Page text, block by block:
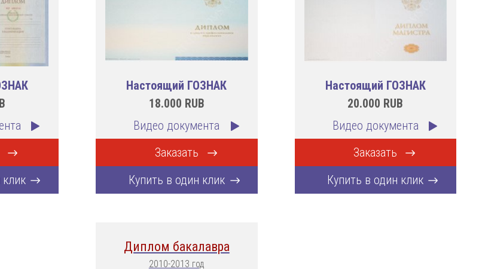
Настоящий ГОЗНАК
18.000 RUB
Видео документа
Заказать
Купить в один клик
Настоящий ГОЗНАК
20.000 RUB
Видео документа
Заказать
Купить в один клик
Диплом бакалавра
2010-2013 год